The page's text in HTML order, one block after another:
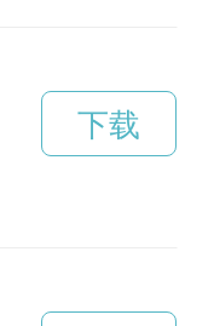
下载